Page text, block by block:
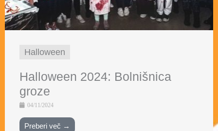
Halloween
Halloween 2024: Bolnišnica
groze
04/11/2024
Preberi več →